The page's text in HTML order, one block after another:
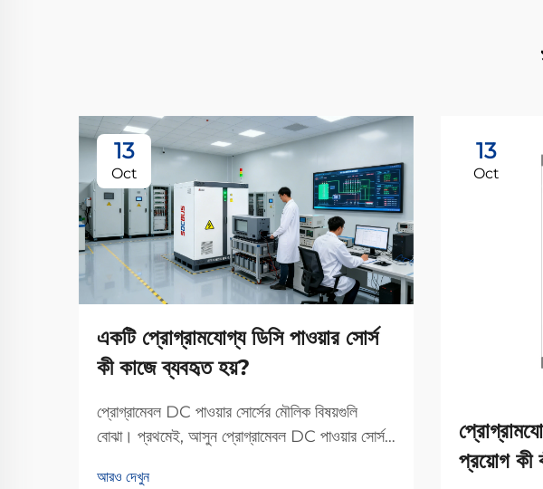
13
Oct
একটি প্রোগ্রামযোগ্য ডিসি পাওয়ার সোর্স
কী কাজে ব্যবহৃত হয়?
প্রোগ্রামেবল DC পাওয়ার সোর্সের মৌলিক বিষয়গুলি
বোঝা। প্রথমেই, আসুন প্রোগ্রামেবল DC পাওয়ার সোর্স
আরও দেখুন
13
Oct
প্রয়োগ কী